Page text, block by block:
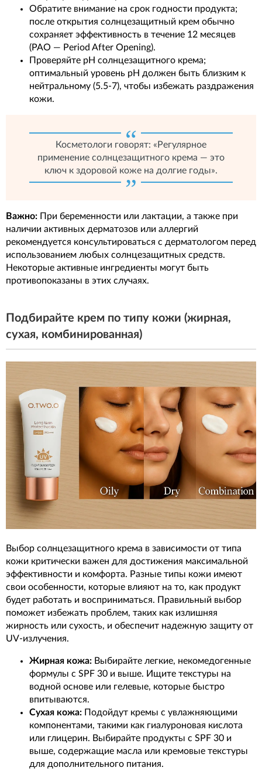
Обратите внимание на срок годности продукта;
после открытия солнцезащитный крем обычно
сохраняет эффективность в течение 12 месяцев
(PAO — Period After Opening).
Проверяйте pH солнцезащитного крема;
оптимальный уровень pH должен быть близким к
нейтральному (5.5-7), чтобы избежать раздражения
кожи.
Косметологи говорят: «Регулярное
применение солнцезащитного крема — это
ключ к здоровой коже на долгие годы».
Важно: При беременности или лактации, а также при
наличии активных дерматозов или аллергий
рекомендуется консультироваться с дерматологом перед
использованием любых солнцезащитных средств.
Некоторые активные ингредиенты могут быть
противопоказаны в этих случаях.
Подбирайте крем по типу кожи (жирная,
сухая, комбинированная)
Выбор солнцезащитного крема в зависимости от типа
кожи критически важен для достижения максимальной
эффективности и комфорта. Разные типы кожи имеют
свои особенности, которые влияют на то, как продукт
будет работать и восприниматься. Правильный выбор
поможет избежать проблем, таких как излишняя
жирность или сухость, и обеспечит надежную защиту от
UV-излучения.
Жирная кожа: Выбирайте легкие, некомедогенные
формулы с SPF 30 и выше. Ищите текстуры на
водной основе или гелевые, которые быстро
впитываются.
Сухая кожа: Подойдут кремы с увлажняющими
компонентами, такими как гиалуроновая кислота
или глицерин. Выбирайте продукты с SPF 30 и
выше, содержащие масла или кремовые текстуры
для дополнительного питания.